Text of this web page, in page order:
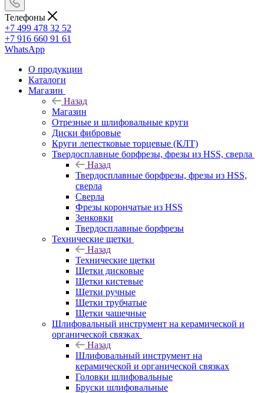
Телефоны
+7 499 478 32 52
+7 916 660 91 61
WhatsApp
О продукции
Каталоги
Магазин
Назад
Магазин
Отрезные и шлифовальные круги
Диски фибровые
Круги лепестковые торцевые (КЛТ)
Твердосплавные борфрезы, фрезы из HSS, сверла
Назад
Твердосплавные борфрезы, фрезы из HSS,
сверла
Сверла
Фрезы корончатые из HSS
Зенковки
Твердосплавные борфрезы
Технические щетки
Назад
Технические щетки
Щетки дисковые
Щетки кистевые
Щетки ручные
Щетки трубчатые
Щетки чашечные
Шлифовальный инструмент на керамической и
органической связках
Назад
Шлифовальный инструмент на
керамической и органической связках
Головки шлифовальные
Бруски шлифовальные